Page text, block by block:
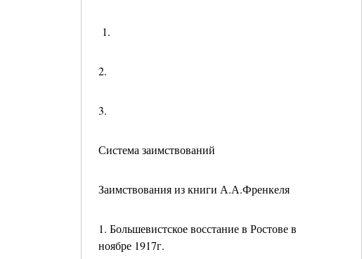
1.
2.
3.
Система заимствований
Заимствования из книги А.А.Френкеля
1. Большевистское восстание в Ростове в
ноябре 1917г.